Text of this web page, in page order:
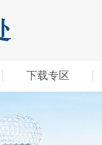
下载专区